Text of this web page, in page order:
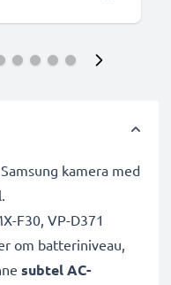
kamera med
F30, VP-D371
om batteriniveau,
subtel AC-